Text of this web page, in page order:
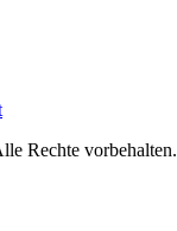
Rechte vorbehalten.